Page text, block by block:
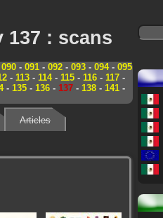
137 : scans
090- 091- 092- 093- 094- 095
- 113 - 114- 115 - 116 - 117 -
- 135- 136- 137- 138- 141-
Articles